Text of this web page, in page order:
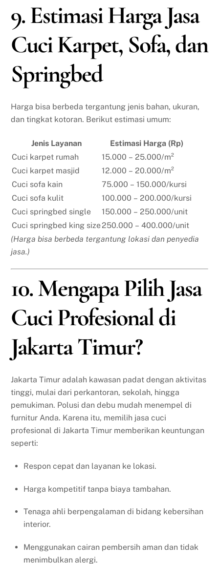
9. Estimasi Harga Jasa
Cuci Karpet, Sofa, dan
Springbed
Harga bisa berbeda tergantung jenis bahan, ukuran,
dan tingkat kotoran. Berikut estimasi umum:
Jenis Layanan
Estimasi Harga (Rp)
Cuci karpet rumah
15.000 – 25.000/m²
Cuci karpet masjid
12.000 – 20.000/m²
Cuci sofa kain
75.000 – 150.000/kursi
Cuci sofa kulit
100.000 – 200.000/kursi
Cuci springbed single
150.000 – 250.000/unit
Cuci springbed king size250.000 – 400.000/unit
(Harga bisa berbeda tergantung lokasi dan penyedia
jasa.)
10. Mengapa Pilih Jasa
Cuci Profesional di
Jakarta Timur?
Jakarta Timur adalah kawasan padat dengan aktivitas
tinggi, mulai dari perkantoran, sekolah, hingga
pemukiman. Polusi dan debu mudah menempel di
furnitur Anda. Karena itu, memilih jasa cuci
profesional di Jakarta Timur memberikan keuntungan
seperti:
Respon cepat dan layanan ke lokasi.
Harga kompetitif tanpa biaya tambahan.
Tenaga ahli berpengalaman di bidang kebersihan
interior.
Menggunakan cairan pembersih aman dan tidak
menimbulkan alergi.